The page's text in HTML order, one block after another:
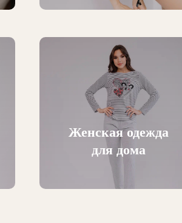
Женская одежда
для дома